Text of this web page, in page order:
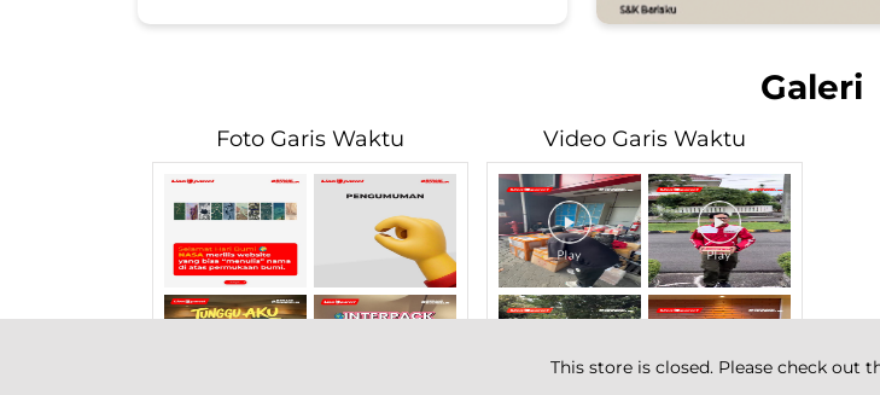
Galeri
Foto Garis Waktu Video Garis Waktu
This store is closed. Please check out